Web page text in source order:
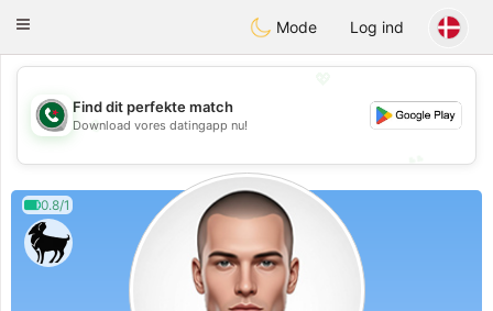
Weshrak
Toggle
Mode Log ind
💖
💕
Find dit perfekte match
Download vores datingapp nu!
0.8/1